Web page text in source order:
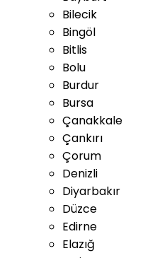
Bilecik
Bingöl
Bitlis
Bolu
Burdur
Bursa
Çanakkale
Çankırı
Çorum
Denizli
Diyarbakır
Düzce
Edirne
Elazığ